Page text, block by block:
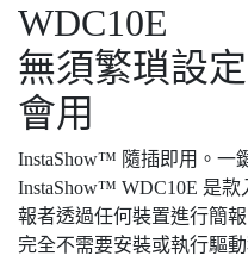
WDC10E
無須繁瑣設
會用
InstaShow™ 隨插即用。一
InstaShow™ WDC10E 是
報者透過任何裝置進行簡
完全不需要安裝或執行驅